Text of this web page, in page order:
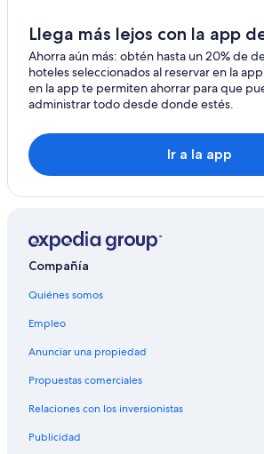
Llega más lejos con la app
Ahorra aún más: obtén hasta un 20% de
hoteles seleccionados al reservar en la
en la app te permiten ahorrar para que
administrar todo desde donde estés.
Ir a la app
Compañía
Quiénes somos
Empleo
Anunciar una propiedad
Propuestas comerciales
Relaciones con los inversionistas
Publicidad